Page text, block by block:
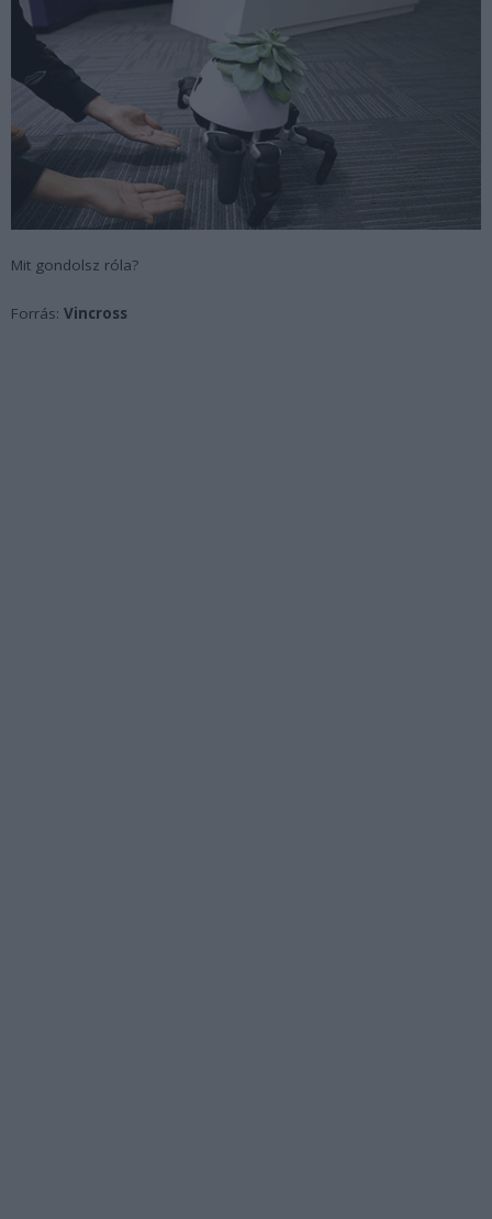
Mit gondolsz róla?
Forrás: Vincross